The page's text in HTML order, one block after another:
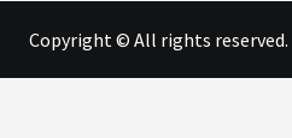
Copyright © All rights reserved.